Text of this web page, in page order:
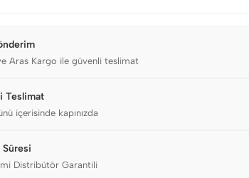
Aras Kargo ile güvenli teslimat
Teslimat
içerisinde kapınızda
Distribütör Garantili